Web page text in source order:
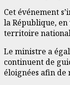
Cet événement
la République,
territoire
Le ministre a
continuent de
éloignées afin de